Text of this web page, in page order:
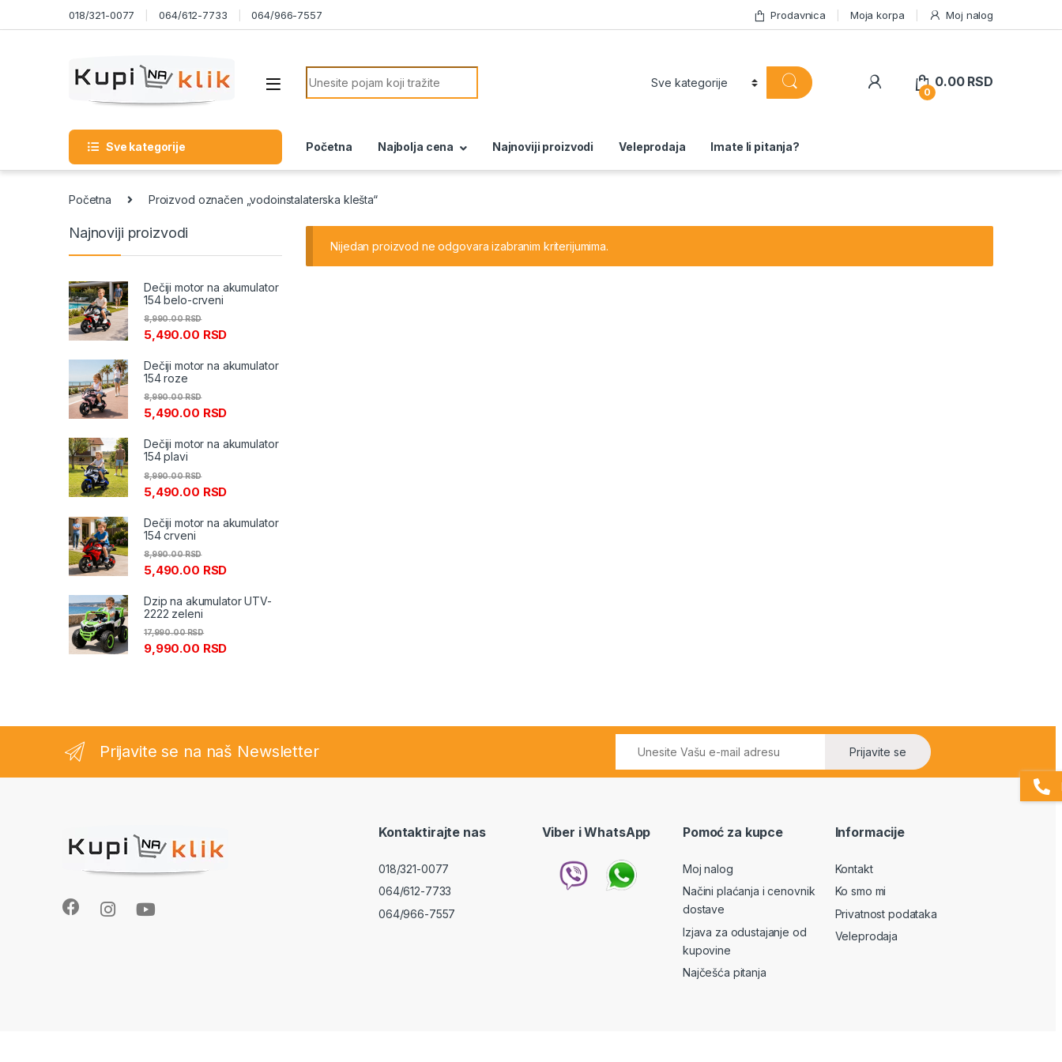
Skip to navigation018/321-0077 064/612-7733 064/966-7557 Prodavnica Moja korpa Moj nalog
Search for:
0
0.00 RSD
Sve kategorije Početna Najbolja cena Najnoviji proizvodi Veleprodaja Imate li pitanja?
Početna Proizvod označen „vodoinstalaterska klešta“
Nijedan proizvod ne odgovara izabranim kriterijumima.
Najnoviji proizvodi
Dečiji motor na akumulator
154 belo-crveni
5,490.00 RSD
8,990.00RSD
Dečiji motor na akumulator
154 roze
5,490.00 RSD
8,990.00RSD
Dečiji motor na akumulator
154 plavi
5,490.00 RSD
8,990.00RSD
Dečiji motor na akumulator
154 crveni
5,490.00 RSD
8,990.00RSD
Dzip na akumulator UTV-
2222 zeleni
9,990.00 RSD
17,990.00RSD
Prijavite se na naš Newsletter Prijavite se
Kontaktirajte nas
018/321-0077
064/612-7733
064/966-7557
Viber i WhatsApp Pomoć za kupce
Moj nalog
Načini plaćanja i cenovnik
dostave
Izjava za odustajanje od
kupovine
Najčešća pitanja
Informacije
Kontakt
Ko smo mi
Privatnost podataka
Veleprodaja